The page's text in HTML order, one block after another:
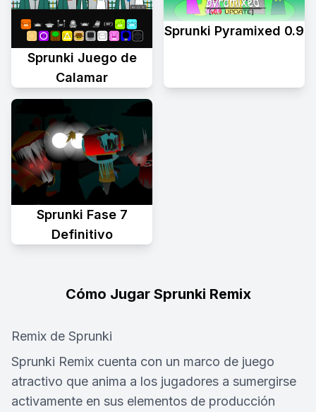
Sprunki Juego de
Calamar
Sprunki Pyramixed 0.9
Sprunki Fase 7
Definitivo
Cómo Jugar Sprunki Remix
Remix de Sprunki
Sprunki Remix cuenta con un marco de juego
atractivo que anima a los jugadores a sumergirse
activamente en sus elementos de producción